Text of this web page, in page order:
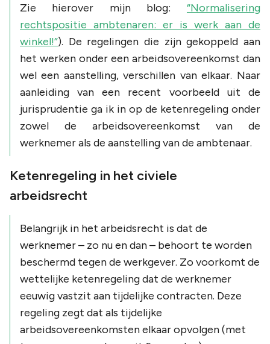
Zie hierover mijn blog: “Normalisering
rechtspositie ambtenaren: er is werk aan de
winkel!”). De regelingen die zijn gekoppeld aan
het werken onder een arbeidsovereenkomst dan
wel een aanstelling, verschillen van elkaar. Naar
aanleiding van een recent voorbeeld uit de
jurisprudentie ga ik in op de ketenregeling onder
zowel de arbeidsovereenkomst van de
werknemer als de aanstelling van de ambtenaar.
Ketenregeling in het civiele
arbeidsrecht
Belangrijk in het arbeidsrecht is dat de
werknemer – zo nu en dan – behoort te worden
beschermd tegen de werkgever. Zo voorkomt de
wettelijke ketenregeling dat de werknemer
eeuwig vastzit aan tijdelijke contracten. Deze
regeling zegt dat als tijdelijke
arbeidsovereenkomsten elkaar opvolgen (met